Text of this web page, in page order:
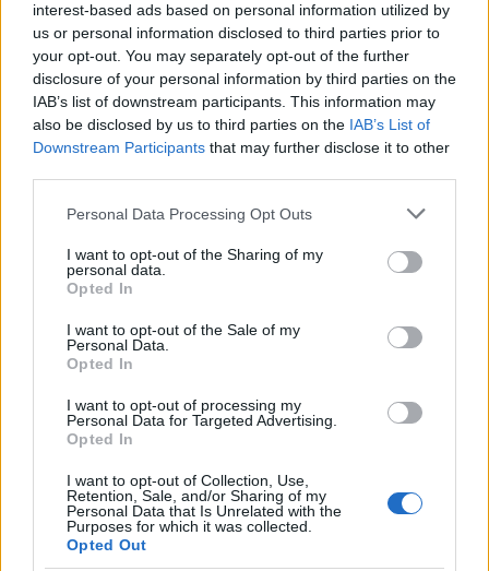
interest-based ads based on personal information utilized by
us or personal information disclosed to third parties prior to
your opt-out. You may separately opt-out of the further
disclosure of your personal information by third parties on the
IAB’s list of downstream participants. This information may
also be disclosed by us to third parties on the IAB’s List of
Downstream Participants that may further disclose it to other
Please note that this website/app uses one or more Google
not limited to your visit or usage behaviour. You may click to
grant or deny consent to Google and its third-party tags to
use your data for below specified purposes in below Google
consent section.
Personal Data Processing Opt Outs
I want to opt-out of the Sharing of my
personal data.
Opted In
I want to opt-out of the Sale of my
Personal Data.
Opted In
I want to opt-out of processing my
Personal Data for Targeted Advertising.
Opted In
I want to opt-out of Collection, Use,
Retention, Sale, and/or Sharing of my
Personal Data that Is Unrelated with the
Purposes for which it was collected.
Opted Out
την κατάργηση της προσωπικής διαφοράς, αλλά
με την τολμηρή εφαρμογή της Ψηφιακής Κάρτας
Εργασίας και τη δήλωση εκατομμυρίων
περισσοτέρων υπερωριών, βρέθηκε χώρος για
κατάργηση του υπόλοιπου 50% το 2027. Πριν από
δύο χρόνια, δεν υπήρχε πρόβλεψη για εφάπαξ
ενίσχυση ύψους 300 ευρώ, πλέον υπάρχει, γιατί
δημιουργείται μέρισμα ανάπτυξης, το οποίο
επιστρέφεται στη κοινωνία», υπογράμμισε η
υπουργός Εργασίας.